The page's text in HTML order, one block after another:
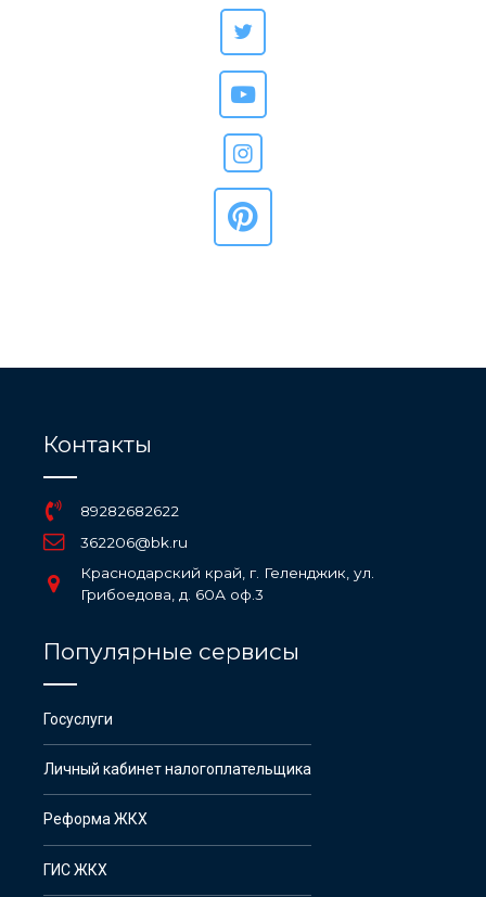
Контакты
89282682622
362206@bk.ru
Краснодарский край, г. Геленджик, ул.
Грибоедова, д. 60А оф.3
Популярные сервисы
Госуслуги
Личный кабинет налогоплательщика
Реформа ЖКХ
ГИС ЖКХ